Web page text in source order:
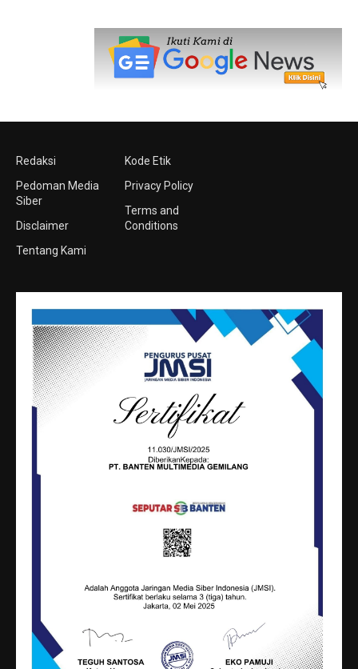
Redaksi
Pedoman Media
Siber
Disclaimer
Tentang Kami
Kode Etik
Privacy Policy
Terms and
Conditions